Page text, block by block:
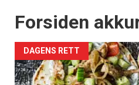
Forsiden
DAGENS RETT